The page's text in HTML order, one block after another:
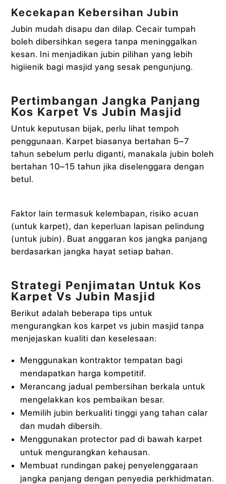
Kecekapan Kebersihan Jubin
Jubin mudah disapu dan dilap. Cecair tumpah
boleh dibersihkan segera tanpa meninggalkan
kesan. Ini menjadikan jubin pilihan yang lebih
higiienik bagi masjid yang sesak pengunjung.
Pertimbangan Jangka Panjang
Kos Karpet Vs Jubin Masjid
Untuk keputusan bijak, perlu lihat tempoh
penggunaan. Karpet biasanya bertahan 5–7
tahun sebelum perlu diganti, manakala jubin boleh
bertahan 10–15 tahun jika diselenggara dengan
betul.
Faktor lain termasuk kelembapan, risiko acuan
(untuk karpet), dan keperluan lapisan pelindung
(untuk jubin). Buat anggaran kos jangka panjang
berdasarkan jangka hayat setiap bahan.
Strategi Penjimatan Untuk Kos
Karpet Vs Jubin Masjid
Berikut adalah beberapa tips untuk
mengurangkan kos karpet vs jubin masjid tanpa
menjejaskan kualiti dan keselesaan:
Menggunakan kontraktor tempatan bagi
mendapatkan harga kompetitif.
Merancang jadual pembersihan berkala untuk
mengelakkan kos pembaikan besar.
Memilih jubin berkualiti tinggi yang tahan calar
dan mudah dibersih.
Menggunakan protector pad di bawah karpet
untuk mengurangkan kehausan.
Membuat rundingan pakej penyelenggaraan
jangka panjang dengan penyedia perkhidmatan.